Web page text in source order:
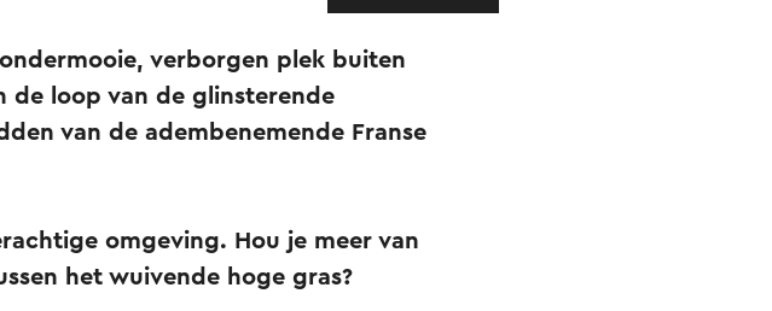
verborgen plek buiten
de loop van de glinsterende
van de adembenemende Franse
omgeving. Hou je meer van
het wuivende hoge gras?